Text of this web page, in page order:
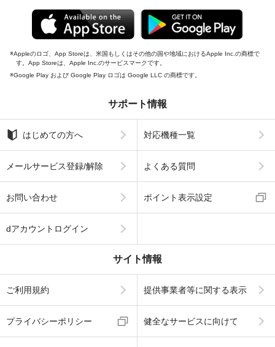
Appleのロゴ、App Storeは、米国もしくはその他の国や地域におけるApple Inc.の商標で
す。App Storeは、Apple Inc.のサービスマークです。
Google Play および Google Play ロゴは Google LLC の商標です。
サポート情報
はじめての方へ 対応機種一覧
メールサービス登録/解除 よくある質問
お問い合わせ ポイント表示設定
dアカウントログイン
サイト情報
ご利用規約 提供事業者等に関する表示
プライバシーポリシー 健全なサービスに向けて